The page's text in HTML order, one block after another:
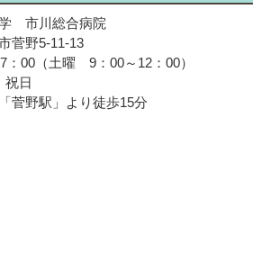
市川総合病院
菅野5-11-13
：00（土曜 9：00～12：00）
祝日
菅野駅」より徒歩15分